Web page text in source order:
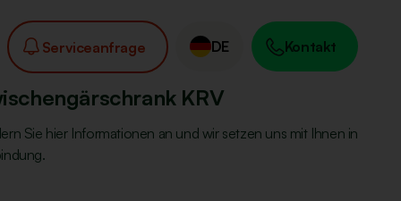
Serviceanfrage DE Kontakt
KRV
Sie hier Informationen an und wir setzen uns mit Ihnen in